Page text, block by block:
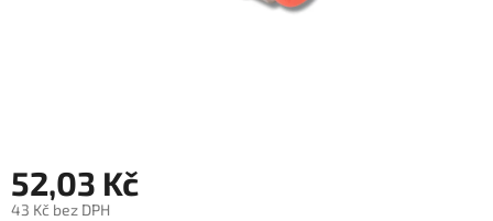
52,03 Kč
43 Kč bez DPH